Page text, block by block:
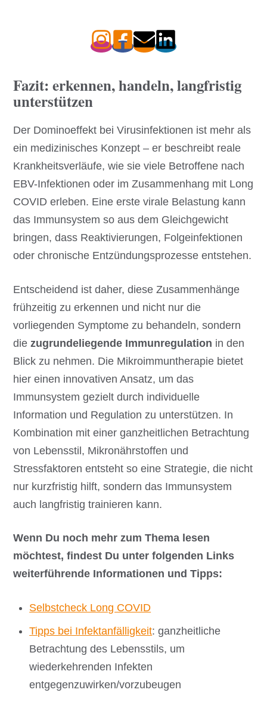
Fazit: erkennen, handeln, langfristig
unterstützen
Der Dominoeffekt bei Virusinfektionen ist mehr als
ein medizinisches Konzept – er beschreibt reale
Krankheitsverläufe, wie sie viele Betroffene nach
EBV-Infektionen oder im Zusammenhang mit Long
COVID erleben. Eine erste virale Belastung kann
das Immunsystem so aus dem Gleichgewicht
bringen, dass Reaktivierungen, Folgeinfektionen
oder chronische Entzündungsprozesse entstehen.
Entscheidend ist daher, diese Zusammenhänge
frühzeitig zu erkennen und nicht nur die
vorliegenden Symptome zu behandeln, sondern
diezugrundeliegende Immunregulation in den
Blick zu nehmen. Die Mikroimmuntherapie bietet
hier einen innovativen Ansatz, um das
Immunsystem gezielt durch individuelle
Information und Regulation zu unterstützen. In
Kombination mit einer ganzheitlichen Betrachtung
von Lebensstil, Mikronährstoffen und
Stressfaktoren entsteht so eine Strategie, die nicht
nur kurzfristig hilft, sondern das Immunsystem
auch langfristig trainieren kann.
Wenn Du noch mehr zum Thema lesen
möchtest, findest Du unter folgenden Links
weiterführende Informationen und Tipps:
Selbstcheck Long COVID
Tipps bei Infektanfälligkeit: ganzheitliche
Betrachtung des Lebensstils, um
wiederkehrenden Infekten
entgegenzuwirken/vorzubeugen